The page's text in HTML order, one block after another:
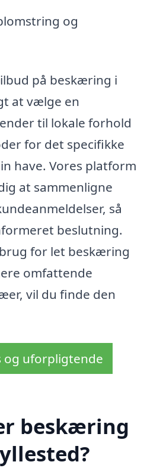
og
på beskæring i
at vælge en
til lokale forhold
for det specifikke
have. Vores platform
at sammenligne
så
beslutning.
for let beskæring
omfattende
vil du finde den
og uforpligtende
beskæring